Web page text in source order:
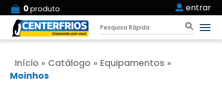
0produto entrar
Início » Catálogo » Equipamentos »
Moinhos